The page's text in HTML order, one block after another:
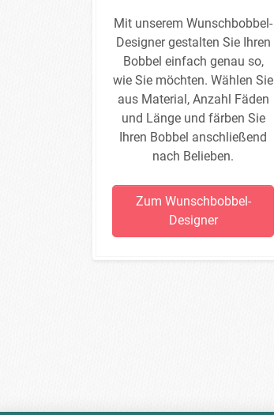
Mit unserem Wunschbobbel-
Designer gestalten Sie Ihren
Bobbel einfach genau so,
wie Sie möchten. Wählen Sie
aus Material, Anzahl Fäden
und Länge und färben Sie
Ihren Bobbel anschließend
nach Belieben.
Zum Wunschbobbel-
Designer